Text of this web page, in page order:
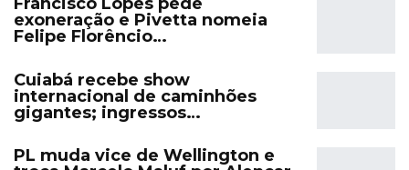
exoneração e Pivetta nomeia
Felipe Florêncio…
Cuiabá recebe show
internacional de caminhões
gigantes; ingressos…
PL muda vice de Wellington e